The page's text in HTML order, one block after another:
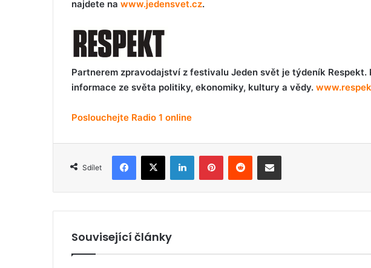
najdete na www.jedensvet.cz.
Partnerem zpravodajství z festivalu Jeden svět je týdeník Respekt.
informace ze světa politiky, ekonomiky, kultury a vědy.
Poslouchejte Radio 1 online
Sdílet
Související články